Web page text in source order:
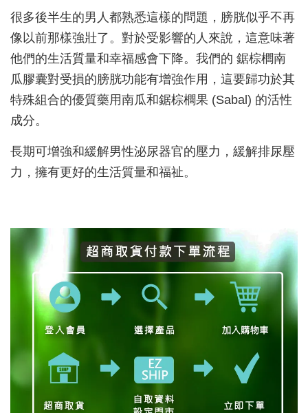
很多後半生的男人都熟悉這樣的問題，膀胱似乎不再
像以前那樣強壯了。對於受影響的人來說，這意味著
他們的生活質量和幸福感會下降。我們的 鋸棕櫚南
瓜膠囊對受損的膀胱功能有增強作用，這要歸功於其
特殊組合的優質藥用南瓜和鋸棕櫚果 (Sabal) 的活性
成分。
長期可增強和緩解男性泌尿器官的壓力，緩解排尿壓
力，擁有更好的生活質量和福祉。